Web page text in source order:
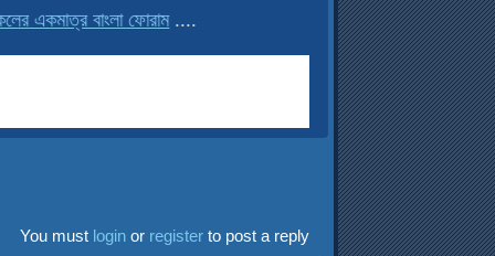
বাংলা ফোরাম....
You must loginor registerto post a reply